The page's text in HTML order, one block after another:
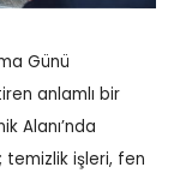
Günü
anlamlı bir
Alanı’nda
temizlik işleri, fen